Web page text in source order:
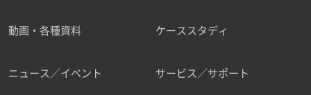
職種
動画・各種資料 ケーススタディ
ニュース／イベント サービス／サポート